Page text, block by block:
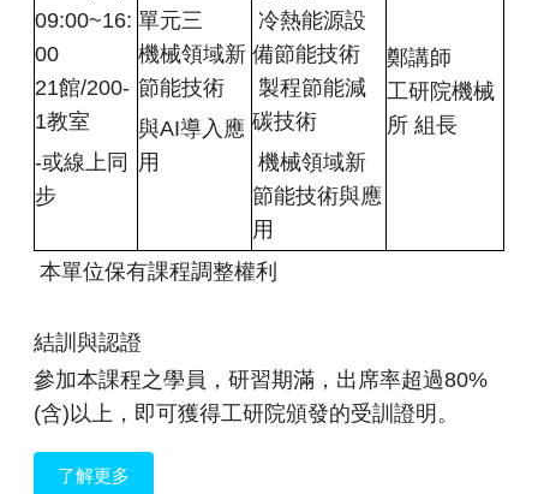
09:00~16:
00
21館/200-
1教室
-或線上同
步
單元三
機械領域新
節能技術
與AI導入應
用
 冷熱能源設
備節能技術
 製程節能減
碳技術
 機械領域新
節能技術與應
用
鄭講師
工研院機械
所 組長
本單位保有課程調整權利
結訓與認證
參加本課程之學員，研習期滿，出席率超過80%
(含)以上，即可獲得工研院頒發的受訓證明。
了解更多